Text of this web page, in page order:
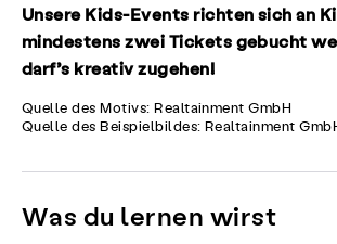
Unsere Kids-Events richten sich an
mindestens zwei Tickets gebucht
darf’s kreativ zugehen!
Quelle des Motivs: Realtainment GmbH
Quelle des Beispielbildes: Realtainment
Was du lernen wirst